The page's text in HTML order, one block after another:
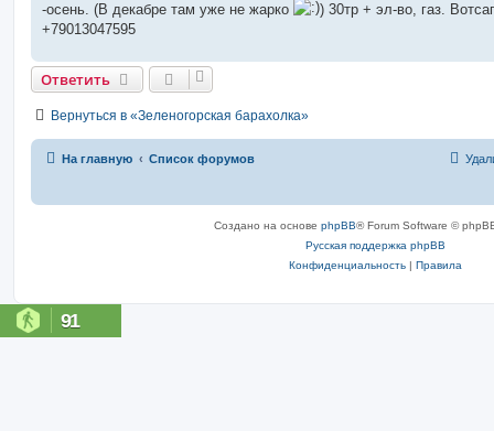
-осень. (В декабре там уже не жарко
) 30тр + эл-во, газ.
+79013047595
Ответить
Вернуться в «Зеленогорская барахолка»
На главную Список форумов
Создано на основе phpBB® Forum Software ©
Русская поддержка phpBB
Конфиденциальность | Правила
91